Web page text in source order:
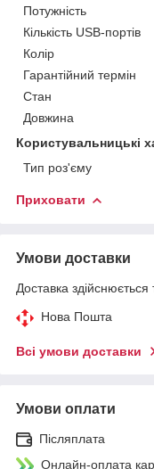
Потужність
Кількість USB-портів
Колір
Гарантійний термін
Стан
Довжина
Користувальницькі
Тип роз'єму
Приховати
Умови доставки
Доставка здійснюється
Нова Пошта
Всі умови доставки
Умови оплати
Післяплата
Онлайн-оплата